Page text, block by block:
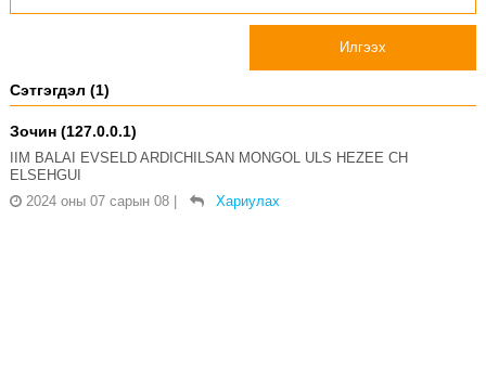
Илгээх
Сэтгэгдэл (1)
Зочин (127.0.0.1)
IIM BALAI EVSELD ARDICHILSAN MONGOL ULS HEZEE CH
ELSEHGUI
2024 оны 07 сарын 08
Хариулах